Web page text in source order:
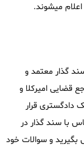
میشوند.
سند گذار معتمد و
قضایی امیرکلا و
دادگستری قرار
با سند گذار در
و سوالات خود